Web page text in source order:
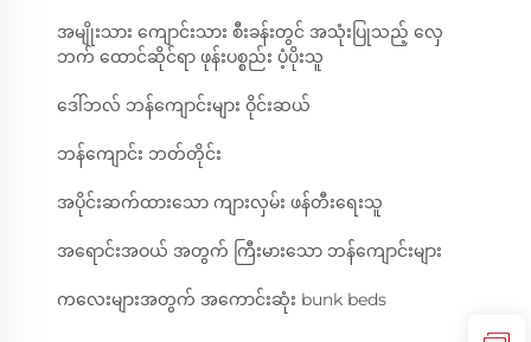
အမျိုးသား ကျောင်းသား စီးခန်းတွင် အသုံးပြုသည့် လှေ
ဘက် ထောင်ဆိုင်ရာ ဖုန်းပစ္စည်း ပံ့ပိုးသူ
ဒေါ်ဘလ် ဘန်ကျောင်းများ ဝိုင်းဆယ်
ဘန်ကျောင်း ဘတ်တိုင်း
အပိုင်းဆက်ထားသော ကျားလှမ်း ဖန်တီးရေးသူ
အရောင်းအဝယ် အတွက် ကြီးမားသော ဘန်ကျောင်းများ
ကလေးများအတွက် အကောင်းဆုံး bunk beds